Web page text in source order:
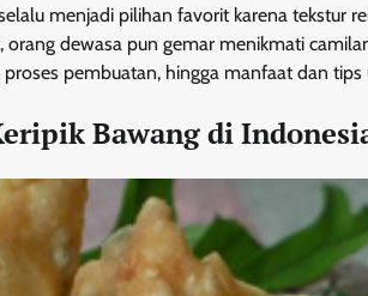
menjadi pilihan favorit karena tekstur
dewasa pun gemar menikmati
pembuatan, hingga manfaat dan
Bawang di